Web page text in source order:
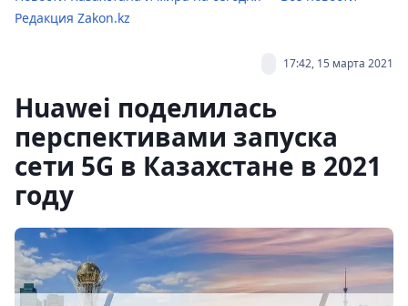
Редакция Zakon.kz
17:42, 15 марта 2021
Huawei поделилась
перспективами запуска
сети 5G в Казахстане в 2021
году